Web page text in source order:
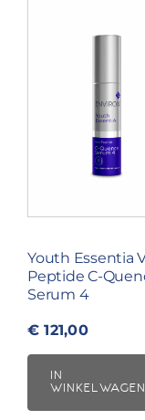
Youth Essentia
Peptide C-
Serum 4
€ 121,00
IN
WINKELWAGEN